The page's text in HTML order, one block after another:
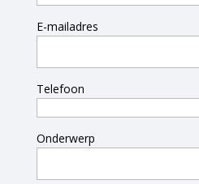
E-mailadres
Telefoon
Onderwerp